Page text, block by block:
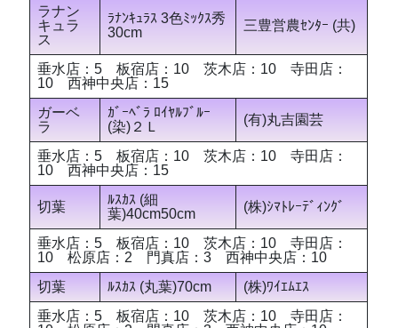
ラナン
キュラ
ス
ﾗﾅﾝｷｭﾗｽ 3色ﾐｯｸｽ秀
30cm
三豊営農ｾﾝﾀｰ (共)
垂水店：5 板宿店：10 茨木店：10 寺田店：
10 西神中央店：15
ガーベ
ラ
ｶﾞｰﾍﾞﾗ ﾛｲﾔﾙﾌﾞﾙｰ
(染)２Ｌ
(有)丸吉園芸
垂水店：5 板宿店：10 茨木店：10 寺田店：
10 西神中央店：15
切葉
ﾙｽｶｽ (細
葉)40cm50cm
(株)ｼﾏﾄﾚｰﾃﾞｨﾝｸﾞ
垂水店：5 板宿店：10 茨木店：10 寺田店：
10 松原店：2 門真店：3 西神中央店：10
切葉
ﾙｽｶｽ (丸葉)70cm
(株)ﾜｲｴﾑｴｽ
垂水店：5 板宿店：10 茨木店：10 寺田店：